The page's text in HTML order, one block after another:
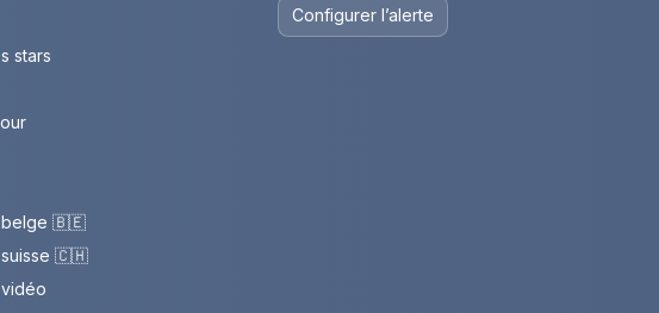
stars
belge 🇧🇪
suisse 🇨🇭
Configurer l’alerte